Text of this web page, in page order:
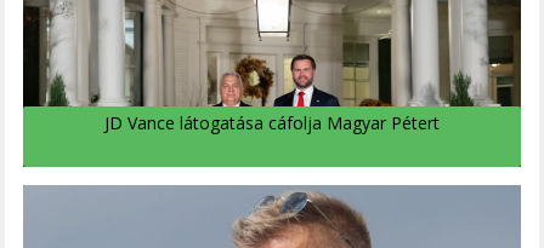
JD Vance látogatása cáfolja Magyar Pétert